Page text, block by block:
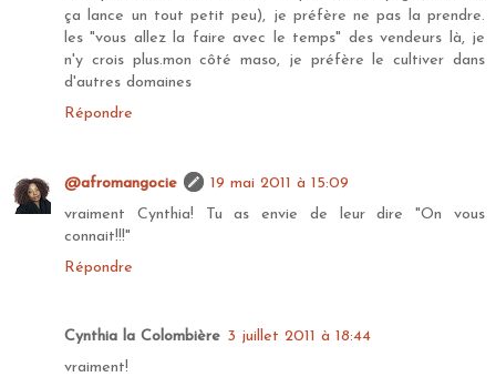
ça lance un tout petit peu), je préfère ne pas la prendre.
les "vous allez la faire avec le temps" des vendeurs là, je
n'y crois plus.mon côté maso, je préfère le cultiver dans
d'autres domaines
Répondre
@afromangocie
19 mai 2011 à 15:09
vraiment Cynthia! Tu as envie de leur dire "On vous
connait!!!"
Répondre
Cynthia la Colombière 3 juillet 2011 à 18:44
vraiment!